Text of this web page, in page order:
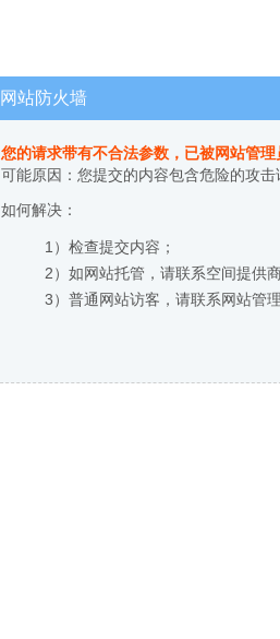
网站防火墙
您的请求带有不合法参数，已被网站管理
可能原因：您提交的内容包含危险的攻击
如何解决：
1）检查提交内容；
2）如网站托管，请联系空间提供商
3）普通网站访客，请联系网站管理